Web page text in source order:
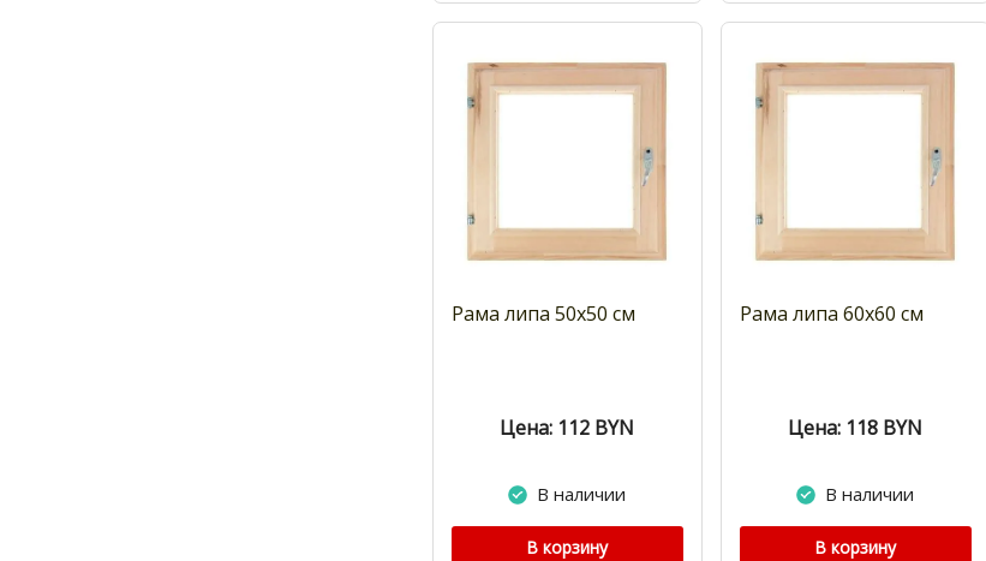
Рама липа 50x50 см
Цена: 112 BYN
В наличии
В корзину
Рама липа 60x60 см
Цена: 118 BYN
В наличии
В корзину